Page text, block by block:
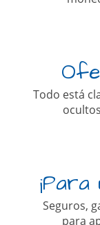
Todo está
¡Para
Seguros,
para